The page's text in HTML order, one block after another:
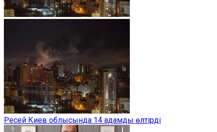
Ресей Киев облысында 14 адамды өлтірді